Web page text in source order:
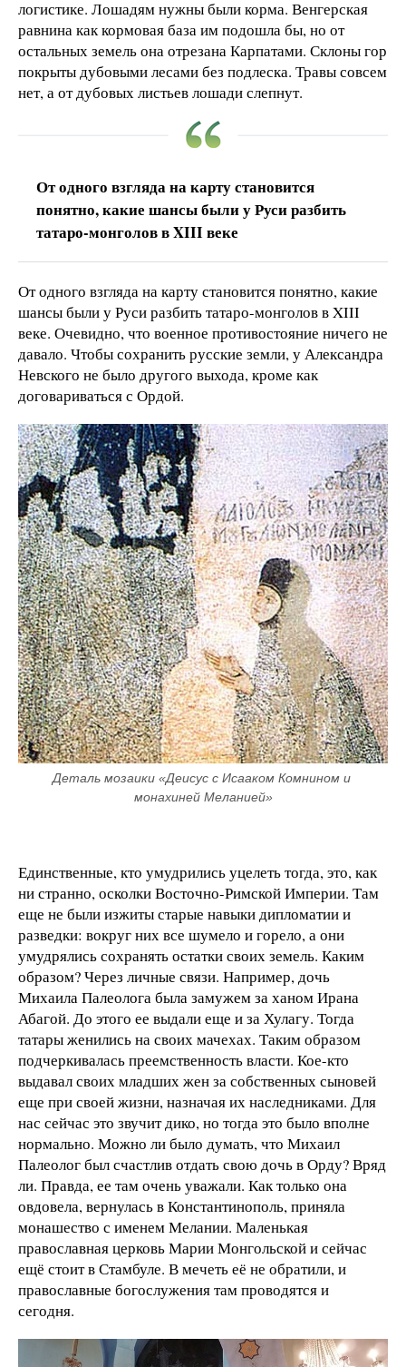
логистике. Лошадям нужны были корма. Венгерская
равнина как кормовая база им подошла бы, но от
остальных земель она отрезана Карпатами. Склоны гор
покрыты дубовыми лесами без подлеска. Травы совсем
нет, а от дубовых листьев лошади слепнут.
От одного взгляда на карту становится
понятно, какие шансы были у Руси разбить
татаро-монголов в XIII веке
От одного взгляда на карту становится понятно, какие
шансы были у Руси разбить татаро-монголов в XIII
веке. Очевидно, что военное противостояние ничего не
давало. Чтобы сохранить русские земли, у Александра
Невского не было другого выхода, кроме как
договариваться с Ордой.
Деталь мозаики «Деисус с Исааком Комнином и
монахиней Меланией»
Единственные, кто умудрились уцелеть тогда, это, как
ни странно, осколки Восточно-Римской Империи. Там
еще не были изжиты старые навыки дипломатии и
разведки: вокруг них все шумело и горело, а они
умудрялись сохранять остатки своих земель. Каким
образом? Через личные связи. Например, дочь
Михаила Палеолога была замужем за ханом Ирана
Абагой. До этого ее выдали еще и за Хулагу. Тогда
татары женились на своих мачехах. Таким образом
подчеркивалась преемственность власти. Кое-кто
выдавал своих младших жен за собственных сыновей
еще при своей жизни, назначая их наследниками. Для
нас сейчас это звучит дико, но тогда это было вполне
нормально. Можно ли было думать, что Михаил
Палеолог был счастлив отдать свою дочь в Орду? Вряд
ли. Правда, ее там очень уважали. Как только она
овдовела, вернулась в Константинополь, приняла
монашество с именем Мелании. Маленькая
православная церковь Марии Монгольской и сейчас
ещё стоит в Стамбуле. В мечеть её не обратили, и
православные богослужения там проводятся и
сегодня.